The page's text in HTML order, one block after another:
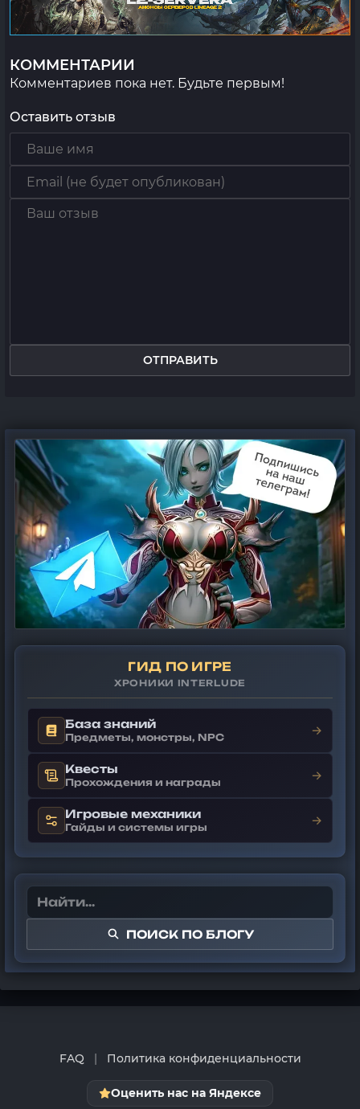
КОММЕНТАРИИ
Комментариев пока нет. Будьте первым!
Оставить отзыв
ОТПРАВИТЬ
ГИД ПО ИГРЕ
ХРОНИКИ INTERLUDE
База знаний
Предметы, монстры, NPC →
Квесты
Прохождения и награды →
Игровые механики
Гайды и системы игры →
ПОИСК ПО БЛОГУ
FAQ | Политика конфиденциальности
Оценить нас на Яндексе